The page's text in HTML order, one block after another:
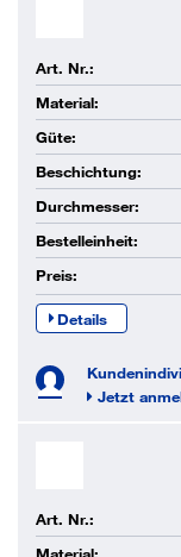
Art. Nr.:
Material:
Güte:
Beschichtung:
Durchmesser:
Bestelleinheit:
Preis:
Details
Jetzt
Art. Nr.: